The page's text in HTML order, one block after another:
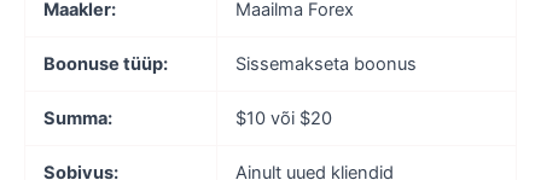
Maakler: Maailma Forex
Boonuse tüüp: Sissemakseta boonus
Summa: $10 või $20
Sobivus: Ainult uued kliendid